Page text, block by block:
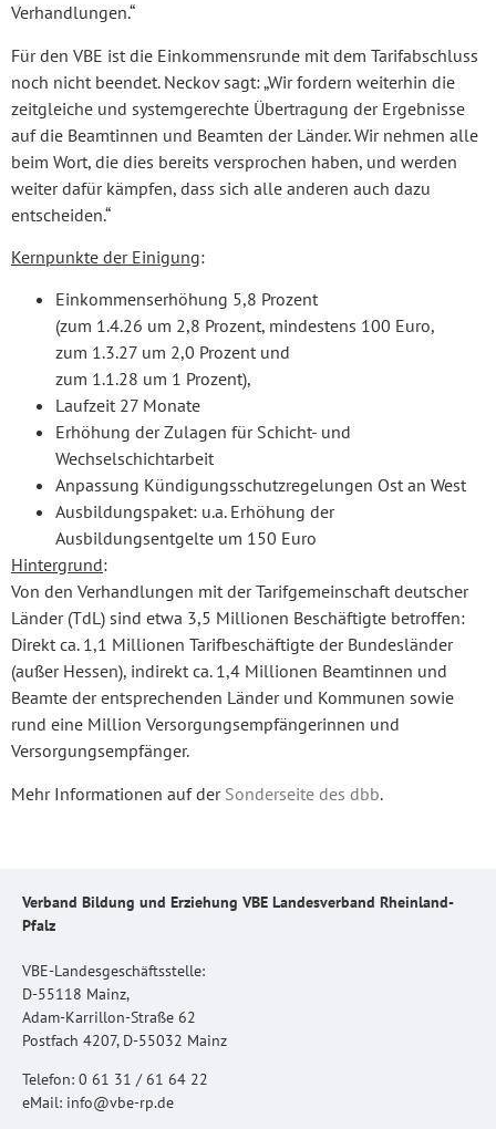
Verhandlungen.“
Für den VBE ist die Einkommensrunde mit dem Tarifabschluss
noch nicht beendet. Neckov sagt: „Wir fordern weiterhin die
zeitgleiche und systemgerechte Übertragung der Ergebnisse
auf die Beamtinnen und Beamten der Länder. Wir nehmen alle
beim Wort, die dies bereits versprochen haben, und werden
weiter dafür kämpfen, dass sich alle anderen auch dazu
entscheiden.“
Kernpunkte der Einigung:
Einkommenserhöhung 5,8 Prozent
(zum 1.4.26 um 2,8 Prozent, mindestens 100 Euro,
zum 1.3.27 um 2,0 Prozent und
zum 1.1.28 um 1 Prozent),
Laufzeit 27 Monate
Erhöhung der Zulagen für Schicht- und
Wechselschichtarbeit
Anpassung Kündigungsschutzregelungen Ost an West
Ausbildungspaket: u.a. Erhöhung der
Ausbildungsentgelte um 150 Euro
Hintergrund:
Von den Verhandlungen mit der Tarifgemeinschaft deutscher
Länder (TdL) sind etwa 3,5 Millionen Beschäftigte betroffen:
Direkt ca. 1,1 Millionen Tarifbeschäftigte der Bundesländer
(außer Hessen), indirekt ca. 1,4 Millionen Beamtinnen und
Beamte der entsprechenden Länder und Kommunen sowie
rund eine Million Versorgungsempfängerinnen und
Versorgungsempfänger.
Mehr Informationen auf der Sonderseite des dbb.
Verband Bildung und Erziehung VBE Landesverband Rheinland-
Pfalz
VBE-Landesgeschäftsstelle:
D-55118 Mainz,
Adam-Karrillon-Straße 62
Postfach 4207, D-55032 Mainz
Telefon: 0 61 31 / 61 64 22
eMail: info@vbe-rp.de